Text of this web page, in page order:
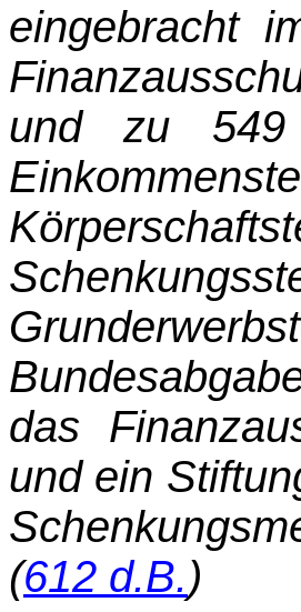
eingebracht
und zu 549
das
und ein
(612 d.B.)